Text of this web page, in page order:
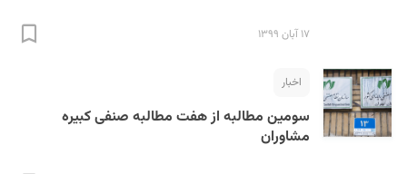
۱۷ آبان ۱۳۹۹
اخبار
سومین مطالبه از هفت مطالبه صنفی کبیره
مشاوران